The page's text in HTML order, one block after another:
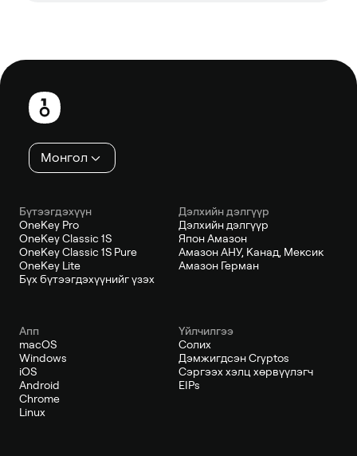
Хөл
хэсэг
Монгол
Бүтээгдэхүүн
OneKey Pro
OneKey Classic 1S
OneKey Classic 1S Pure
OneKey Lite
Бүх бүтээгдэхүүнийг үзэх
Дэлхийн дэлгүүр
Дэлхийн дэлгүүр
Япон Амазон
Амазон АНУ, Канад, Мексик
Амазон Герман
Апп
macOS
Windows
iOS
Android
Chrome
Linux
Үйлчилгээ
Солих
Дэмжигдсэн Cryptos
Сэргээх хэлц хөрвүүлэгч
EIPs